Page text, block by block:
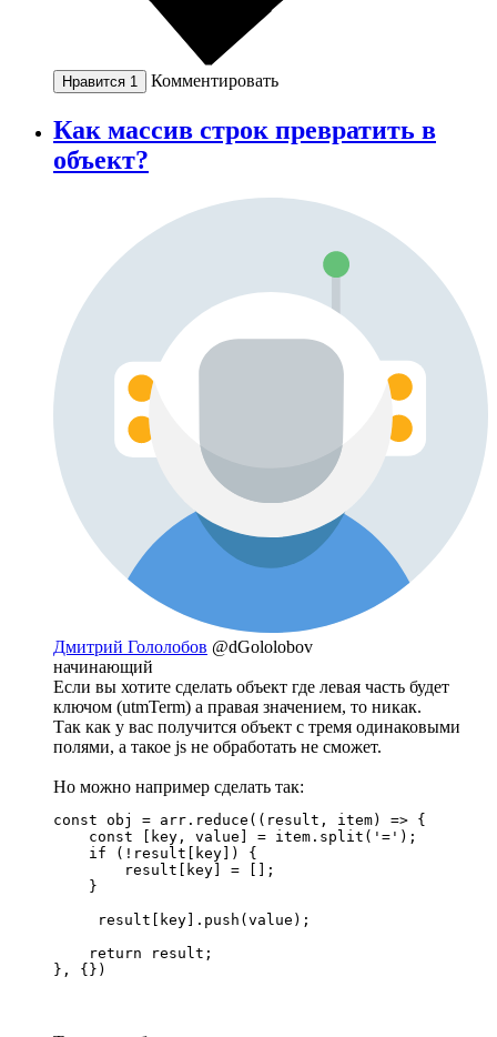
Нравится 1 Комментировать
Как массив строк превратить в
объект?
Дмитрий Гололобов @dGololobov
начинающий
Если вы хотите сделать объект где левая часть будет
ключом (utmTerm) а правая значением, то никак.
Так как у вас получится объект с тремя одинаковыми
полями, а такое js не обработать не сможет.
Но можно например сделать так:
const obj = arr.reduce((result, item) => {
    const [key, value] = item.split('=');
    if (!result[key]) {
        result[key] = [];
    }
     result[key].push(value);
    return result;
}, {})